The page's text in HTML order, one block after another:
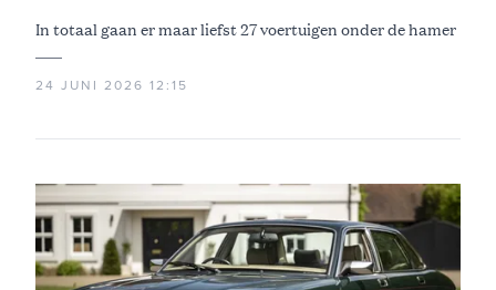
In totaal gaan er maar liefst 27 voertuigen onder de hamer
24 JUNI 2026 12:15